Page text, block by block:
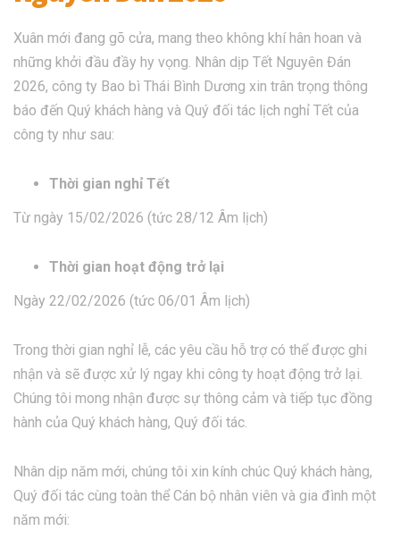
Xuân mới đang gõ cửa, mang theo không khí hân hoan và
những khởi đầu đầy hy vọng. Nhân dịp Tết Nguyên Đán
2026, công ty Bao bì Thái Bình Dương xin trân trọng thông
báo đến Quý khách hàng và Quý đối tác lịch nghỉ Tết của
công ty như sau:
Thời gian nghỉ Tết
Từ ngày 15/02/2026 (tức 28/12 Âm lịch)
Thời gian hoạt động trở lại
Ngày 22/02/2026 (tức 06/01 Âm lịch)
Trong thời gian nghỉ lễ, các yêu cầu hỗ trợ có thể được ghi
nhận và sẽ được xử lý ngay khi công ty hoạt động trở lại.
Chúng tôi mong nhận được sự thông cảm và tiếp tục đồng
hành của Quý khách hàng, Quý đối tác.
Nhân dịp năm mới, chúng tôi xin kính chúc Quý khách hàng,
Quý đối tác cùng toàn thể Cán bộ nhân viên và gia đình một
năm mới: